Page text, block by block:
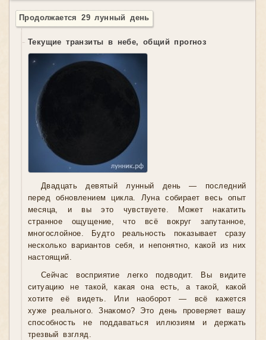
Продолжается 29 лунный день
Текущие транзиты в небе, общий прогноз
Двадцать девятый лунный день — последний
перед обновлением цикла. Луна собирает весь опыт
месяца, и вы это чувствуете. Может накатить
странное ощущение, что всё вокруг запутанное,
многослойное. Будто реальность показывает сразу
несколько вариантов себя, и непонятно, какой из них
настоящий.
Сейчас восприятие легко подводит. Вы видите
ситуацию не такой, какая она есть, а такой, какой
хотите её видеть. Или наоборот — всё кажется
хуже реального. Знакомо? Это день проверяет вашу
способность не поддаваться иллюзиям и держать
трезвый взгляд.